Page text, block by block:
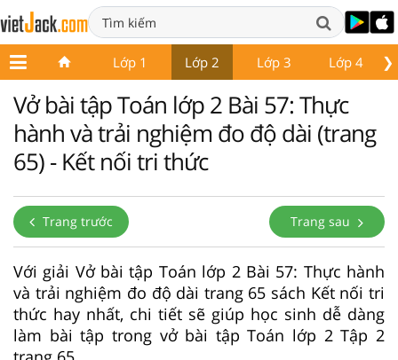
❯
Lớp 1 Lớp 2 Lớp 3 Lớp 4
Vở bài tập Toán lớp 2 Bài 57: Thực
hành và trải nghiệm đo độ dài (trang
65) - Kết nối tri thức
Trang trước Trang sau
Với giải Vở bài tập Toán lớp 2 Bài 57: Thực hành
và trải nghiệm đo độ dài trang 65 sách Kết nối tri
thức hay nhất, chi tiết sẽ giúp học sinh dễ dàng
làm bài tập trong vở bài tập Toán lớp 2 Tập 2